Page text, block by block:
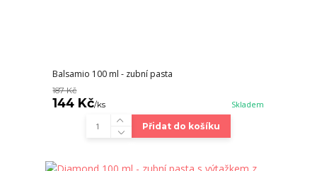
Balsamio 100 ml - zubní pasta
187 Kč
144 Kč/ks Skladem
Přidat do košíku